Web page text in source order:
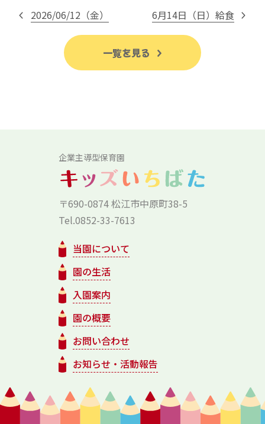
2026/06/12（金） 6月14日（日）給食
一覧を見る
企業主導型保育園
〒690-0874 松江市中原町38-5
Tel.0852-33-7613
当園について
園の生活
入園案内
園の概要
お問い合わせ
お知らせ・活動報告